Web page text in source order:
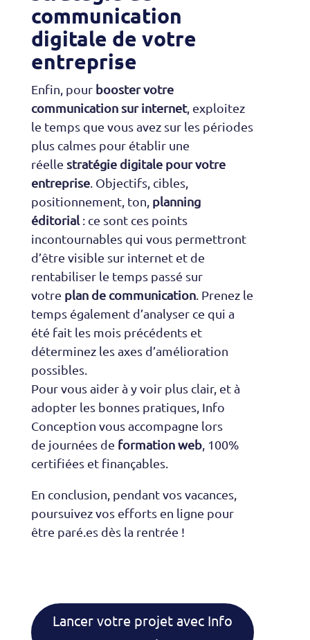
communication
digitale de votre
entreprise
Enfin, pour booster votre
communication sur internet, exploitez
le temps que vous avez sur les périodes
plus calmes pour établir une
réelle stratégie digitale pour votre
entreprise. Objectifs, cibles,
positionnement, ton, planning
éditorial : ce sont ces points
incontournables qui vous permettront
d’être visible sur internet et de
rentabiliser le temps passé sur
votre plan de communication. Prenez le
temps également d’analyser ce qui a
été fait les mois précédents et
déterminez les axes d’amélioration
possibles.
Pour vous aider à y voir plus clair, et à
adopter les bonnes pratiques, Info
Conception vous accompagne lors
de journées de formation web, 100%
certifiées et finançables.
En conclusion, pendant vos vacances,
poursuivez vos efforts en ligne pour
être paré.es dès la rentrée !
Lancer votre projet avec Info